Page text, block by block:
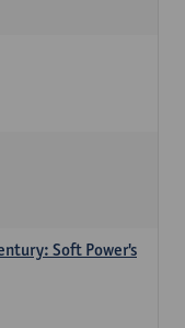
Soft Power's